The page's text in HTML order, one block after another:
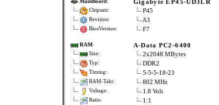
MainBoard: Gigabyte EP45-UD3LR
Chipsatz: P45
Revision: A3
BiosVersion: F7
RAM: A-Data PC2-6400
Size: 2x2048 MBytes
Typ: DDR2
Timing: 5-5-5-18-23
RAM-Takt: 802 MHz
Voltage: 1.8 Volt
Ratio: 1:1